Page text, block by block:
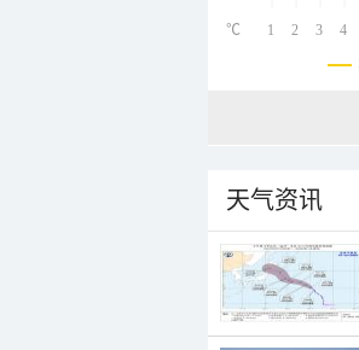
1 2 3 4
℃
天气资讯